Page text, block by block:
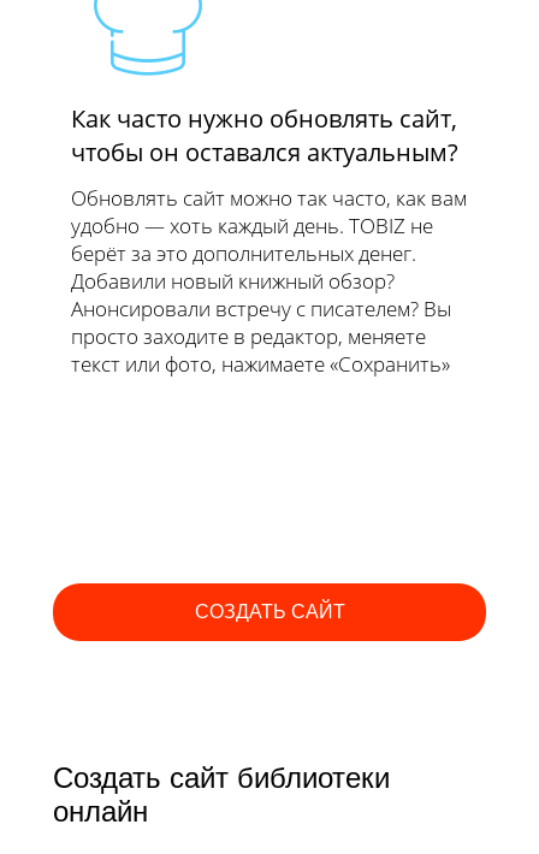
Как часто нужно обновлять сайт,
чтобы он оставался актуальным?
Обновлять сайт можно так часто, как вам
удобно — хоть каждый день. TOBIZ не
берёт за это дополнительных денег.
Добавили новый книжный обзор?
Анонсировали встречу с писателем? Вы
просто заходите в редактор, меняете
текст или фото, нажимаете «Сохранить»
СОЗДАТЬ САЙТ
Создать сайт библиотеки
онлайн